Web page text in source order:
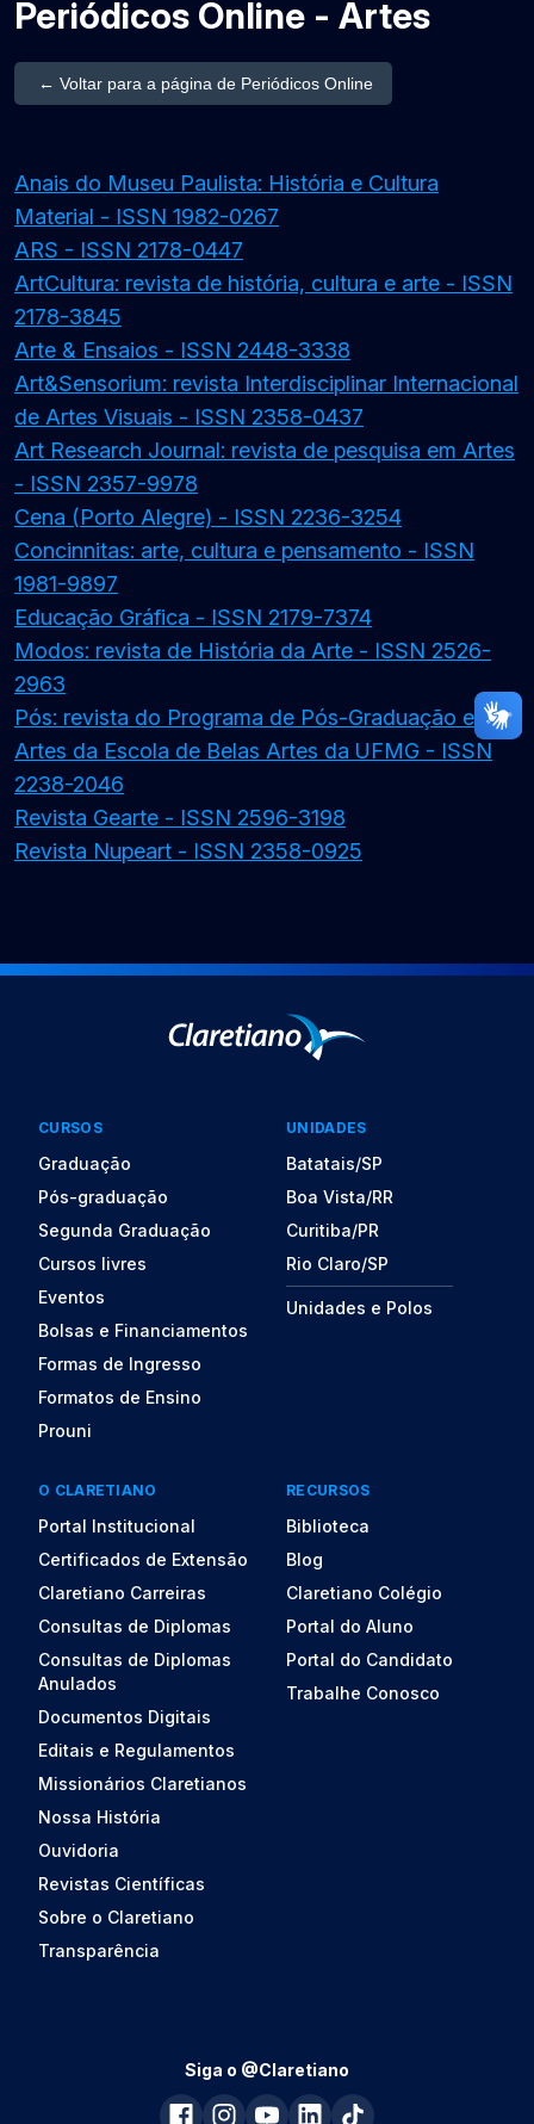
Periódicos Online - Artes
← Voltar para a página de Periódicos Online
Anais do Museu Paulista: História e Cultura
Material - ISSN 1982-0267
ARS - ISSN 2178-0447
ArtCultura: revista de história, cultura e arte - ISSN
2178-3845
Arte & Ensaios - ISSN 2448-3338
Art&Sensorium: revista Interdisciplinar Internacional
de Artes Visuais - ISSN 2358-0437
Art Research Journal: revista de pesquisa em Artes
- ISSN 2357-9978
Cena (Porto Alegre) - ISSN 2236-3254
Concinnitas: arte, cultura e pensamento - ISSN
1981-9897
Educação Gráfica - ISSN 2179-7374
Modos: revista de História da Arte - ISSN 2526-
2963
Pós: revista do Programa de Pós-Graduação em
Artes da Escola de Belas Artes da UFMG - ISSN
2238-2046
Revista Gearte - ISSN 2596-3198
Revista Nupeart - ISSN 2358-0925
CURSOS
Graduação
Pós-graduação
Segunda Graduação
Cursos livres
Eventos
Bolsas e Financiamentos
Formas de Ingresso
Formatos de Ensino
Prouni
O CLARETIANO
Portal Institucional
Certificados de Extensão
Claretiano Carreiras
Consultas de Diplomas
Consultas de Diplomas
Anulados
Documentos Digitais
Editais e Regulamentos
Missionários Claretianos
Nossa História
Ouvidoria
Revistas Científicas
Sobre o Claretiano
Transparência
UNIDADES
Batatais/SP
Boa Vista/RR
Curitiba/PR
Rio Claro/SP
Unidades e Polos
RECURSOS
Biblioteca
Blog
Claretiano Colégio
Portal do Aluno
Portal do Candidato
Trabalhe Conosco
Siga o @Claretiano